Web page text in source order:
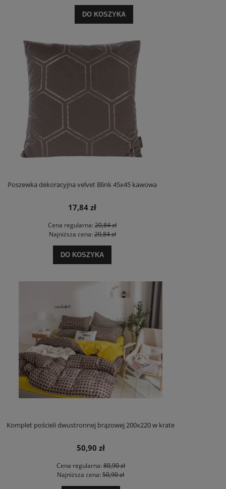
DO KOSZYKA
Poszewka dekoracyjna velvet Blink 45x45 kawowa
17,84 zł
Cena regularna: 20,84 zł
Najniższa cena:20,84 zł
DO KOSZYKA
Komplet pościeli dwustronnej brązowej 200x220 w krate
50,90 zł
Cena regularna:80,90 zł
Najniższa cena: 50,90 zł